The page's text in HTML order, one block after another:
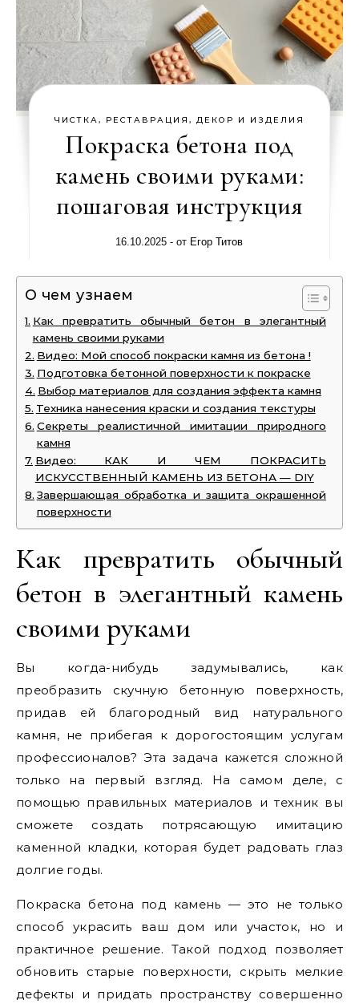
ЧИСТКА, РЕСТАВРАЦИЯ, ДЕКОР И ИЗДЕЛИЯ
Покраска бетона под
камень своими руками:
пошаговая инструкция
16.10.2025 - от Егор Титов
О чем узнаем
Как превратить обычный бетон в элегантный
камень своими руками
Видео: Мой способ покраски камня из бетона !
Подготовка бетонной поверхности к покраске
Выбор материалов для создания эффекта камня
Техника нанесения краски и создания текстуры
Секреты реалистичной имитации природного
камня
Видео: КАК И ЧЕМ ПОКРАСИТЬ
ИСКУССТВЕННЫЙ КАМЕНЬ ИЗ БЕТОНА — DIY
Завершающая обработка и защита окрашенной
поверхности
Как превратить обычный
бетон в элегантный камень
своими руками
Вы когда-нибудь задумывались, как
преобразить скучную бетонную поверхность,
придав ей благородный вид натурального
камня, не прибегая к дорогостоящим услугам
профессионалов? Эта задача кажется сложной
только на первый взгляд. На самом деле, с
помощью правильных материалов и техник вы
сможете создать потрясающую имитацию
каменной кладки, которая будет радовать глаз
долгие годы.
Покраска бетона под камень — это не только
способ украсить ваш дом или участок, но и
практичное решение. Такой подход позволяет
обновить старые поверхности, скрыть мелкие
дефекты и придать пространству совершенно